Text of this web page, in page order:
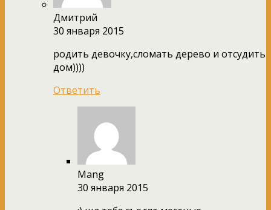
Дмитрий
30 января 2015
родить девочку,сломать дерево и отсудить
дом))))
Ответить
Mang
30 января 2015